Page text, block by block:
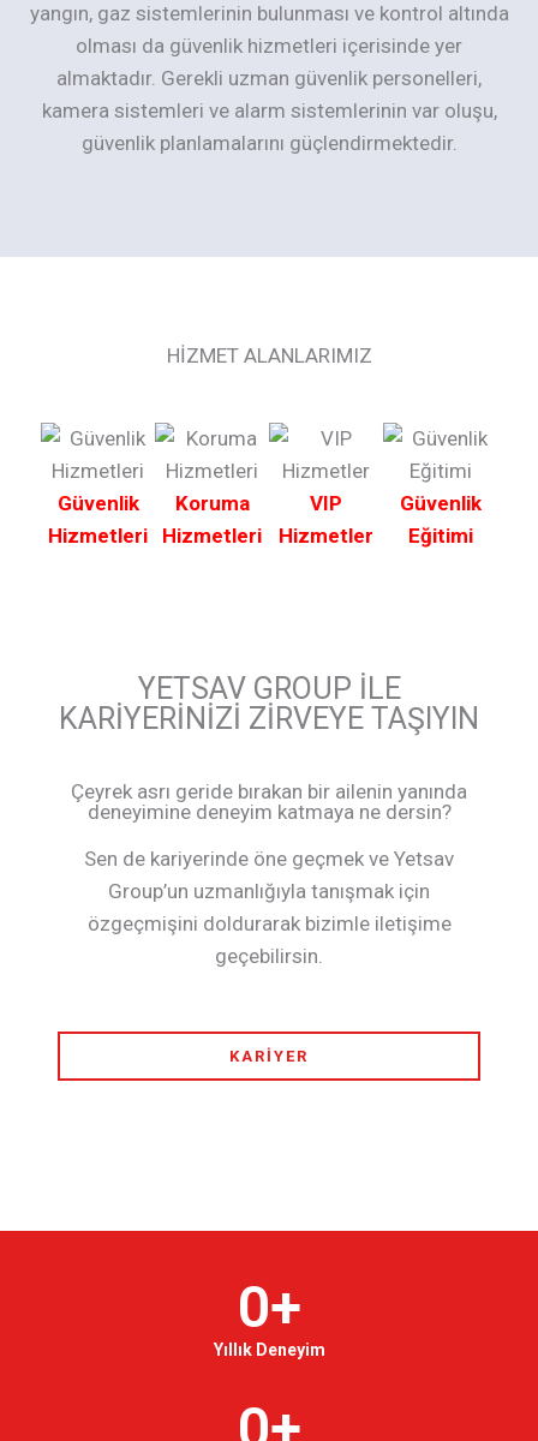
yangın, gaz sistemlerinin bulunması ve kontrol altında
olması da güvenlik hizmetleri içerisinde yer
almaktadır. Gerekli uzman güvenlik personelleri,
kamera sistemleri ve alarm sistemlerinin var oluşu,
güvenlik planlamalarını güçlendirmektedir.
HİZMET ALANLARIMIZ
Güvenlik
Hizmetleri
Koruma
Hizmetleri
VIP
Hizmetler
Güvenlik
Eğitimi
YETSAV GROUP İLE
KARİYERİNİZİ ZİRVEYE TAŞIYIN
Çeyrek asrı geride bırakan bir ailenin yanında
deneyimine deneyim katmaya ne dersin?
Sen de kariyerinde öne geçmek ve Yetsav
Group’un uzmanlığıyla tanışmak için
özgeçmişini doldurarak bizimle iletişime
geçebilirsin.
KARIYER
Yıllık Deneyim
0+